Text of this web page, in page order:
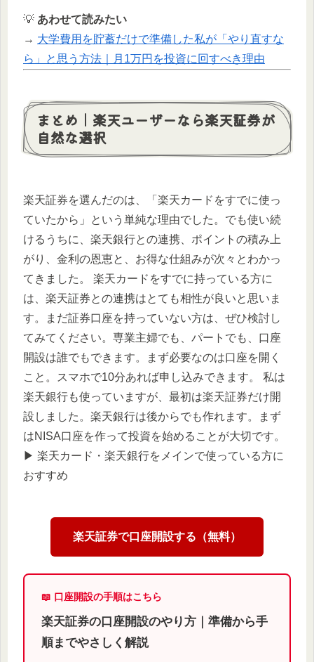
💡 あわせて読みたい
→ 大学費用を貯蓄だけで準備した私が「やり直すな
ら」と思う方法｜月1万円を投資に回すべき理由
まとめ｜楽天ユーザーなら楽天証券が
自然な選択
楽天証券を選んだのは、「楽天カードをすでに使っ
ていたから」という単純な理由でした。でも使い続
けるうちに、楽天銀行との連携、ポイントの積み上
がり、金利の恩恵と、お得な仕組みが次々とわかっ
てきました。 楽天カードをすでに持っている方に
は、楽天証券との連携はとても相性が良いと思いま
す。まだ証券口座を持っていない方は、ぜひ検討し
てみてください。専業主婦でも、パートでも、口座
開設は誰でもできます。まず必要なのは口座を開く
こと。スマホで10分あれば申し込みできます。 私は
楽天銀行も使っていますが、最初は楽天証券だけ開
設しました。楽天銀行は後からでも作れます。まず
はNISA口座を作って投資を始めることが大切です。
▶︎ 楽天カード・楽天銀行をメインで使っている方に
おすすめ
楽天証券で口座開設する（無料）
📖 口座開設の手順はこちら
楽天証券の口座開設のやり方｜準備から手
順までやさしく解説